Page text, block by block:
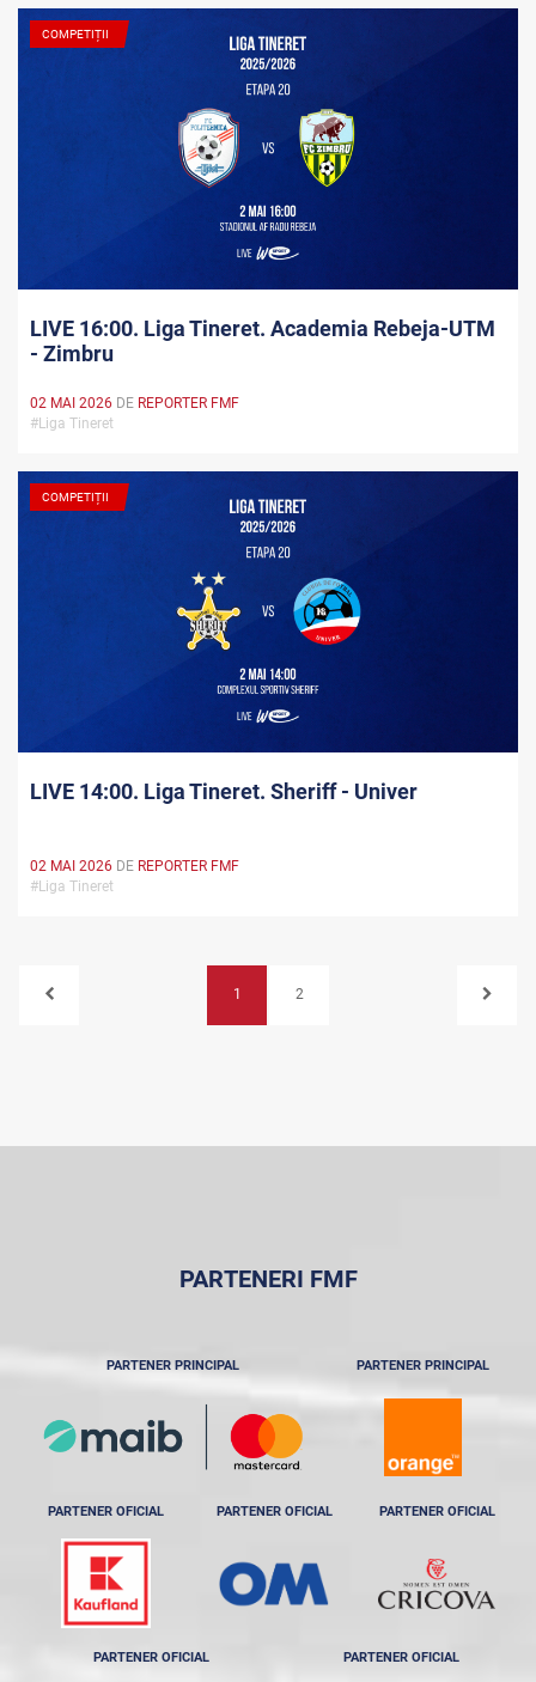
COMPETIȚII
LIVE 16:00. Liga Tineret. Academia Rebeja-UTM
- Zimbru
02 MAI 2026 DE REPORTER FMF
#Liga Tineret
COMPETIȚII
LIVE 14:00. Liga Tineret. Sheriff - Univer
02 MAI 2026 DE REPORTER FMF
#Liga Tineret
1 2
PARTENERI FMF
PARTENER PRINCIPAL PARTENER PRINCIPAL
PARTENER OFICIAL PARTENER OFICIAL PARTENER OFICIAL
PARTENER OFICIAL PARTENER OFICIAL